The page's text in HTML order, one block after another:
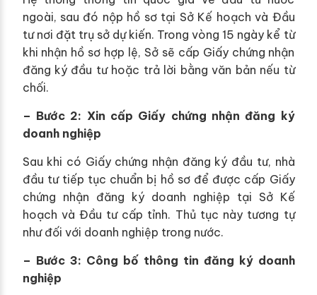
ngoài, sau đó nộp hồ sơ tại Sở Kế hoạch và Đầu
tư nơi đặt trụ sở dự kiến. Trong vòng 15 ngày kể từ
khi nhận hồ sơ hợp lệ, Sở sẽ cấp Giấy chứng nhận
đăng ký đầu tư hoặc trả lời bằng văn bản nếu từ
chối.
– Bước 2: Xin cấp Giấy chứng nhận đăng ký
doanh nghiệp
Sau khi có Giấy chứng nhận đăng ký đầu tư, nhà
đầu tư tiếp tục chuẩn bị hồ sơ để được cấp Giấy
chứng nhận đăng ký doanh nghiệp tại Sở Kế
hoạch và Đầu tư cấp tỉnh. Thủ tục này tương tự
như đối với doanh nghiệp trong nước.
– Bước 3: Công bố thông tin đăng ký doanh
nghiệp